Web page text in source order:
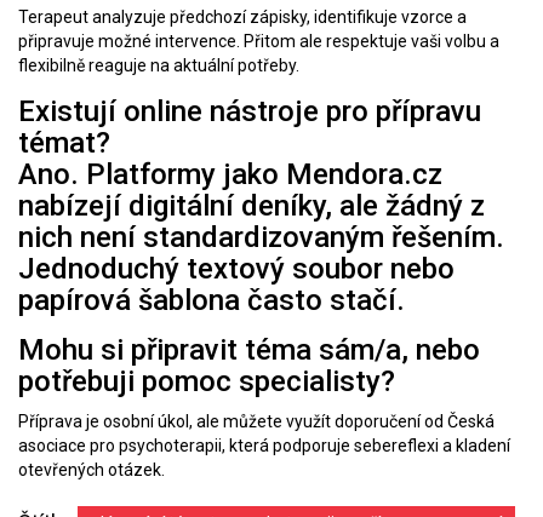
Terapeut analyzuje předchozí zápisky, identifikuje vzorce a
připravuje možné intervence. Přitom ale respektuje vaši volbu a
flexibilně reaguje na aktuální potřeby.
Existují online nástroje pro přípravu
témat?
Ano. Platformy jako Mendora.cz
nabízejí digitální deníky, ale žádný z
nich není standardizovaným řešením.
Jednoduchý textový soubor nebo
papírová šablona často stačí.
Mohu si připravit téma sám/a, nebo
potřebuji pomoc specialisty?
Příprava je osobní úkol, ale můžete využít doporučení od Česká
asociace pro psychoterapii, která podporuje sebereflexi a kladení
otevřených otázek.